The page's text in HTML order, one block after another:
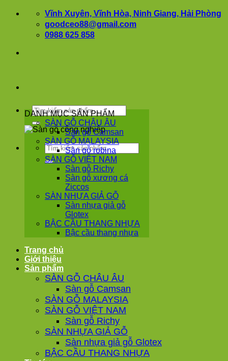
Vĩnh Xuyên, Vĩnh Hòa, Ninh Giang, Hải Phòng
goodceo88@gmail.com
0988 625 858
Tìm
kiếm:
Tìm
kiếm:
DANH MỤC SẢN PHẨM
SÀN GỖ CHÂU ÂU
Sàn gỗ Camsan
SÀN GỖ MALAYSIA
Sàn gỗ robina
SÀN GỖ VIỆT NAM
Sàn gỗ Richy
Sàn gỗ xương cá
Ziccos
SÀN NHỰA GIẢ GỖ
Sàn nhựa giả gỗ
Glotex
BẬC CẦU THANG NHỰA
Bậc cầu thang nhựa
Trang chủ
Giới thiệu
Sản phẩm
SÀN GỖ CHÂU ÂU
Sàn gỗ Camsan
SÀN GỖ MALAYSIA
SÀN GỖ VIỆT NAM
Sàn gỗ Richy
SÀN NHỰA GIẢ GỖ
Sàn nhựa giả gỗ Glotex
BẬC CẦU THANG NHỰA